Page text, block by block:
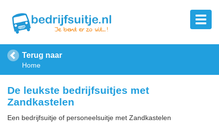
Terug naar
Home
De leukste bedrijfsuitjes met
Zandkastelen
Een bedrijfsuitje of personeelsuitje met Zandkastelen